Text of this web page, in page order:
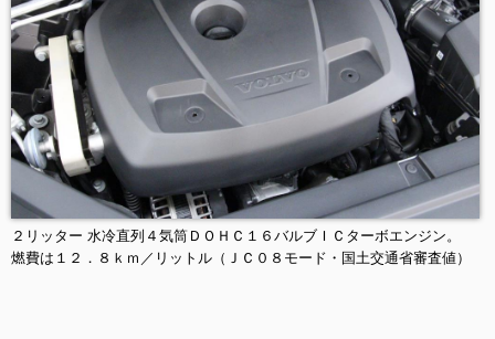
２リッター 水冷直列４気筒ＤＯＨＣ１６バルブＩＣターボエンジン。
燃費は１２．８ｋｍ／リットル（ＪＣ０８モード・国土交通省審査値）